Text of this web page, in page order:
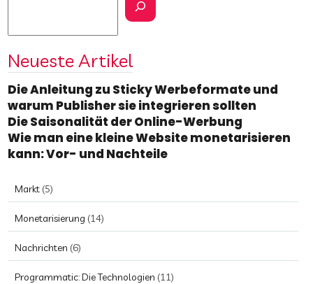
Neueste Artikel
Die Anleitung zu Sticky Werbeformate und
warum Publisher sie integrieren sollten
Die Saisonalität der Online-Werbung
Wie man eine kleine Website monetarisieren
kann: Vor- und Nachteile
Markt (5)
Monetarisierung (14)
Nachrichten (6)
Programmatic: Die Technologien (11)